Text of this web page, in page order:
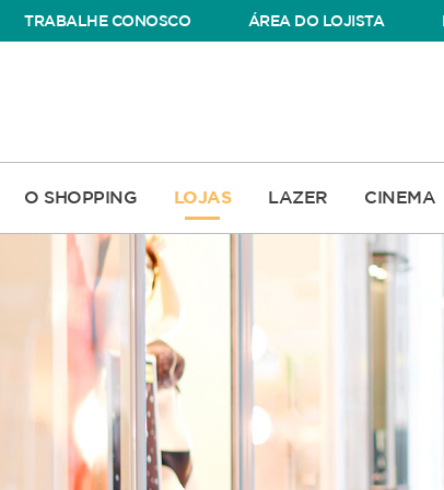
TRABALHE CONOSCO ÁREA DO LOJISTA
O SHOPPING LOJAS LAZER CINEMA